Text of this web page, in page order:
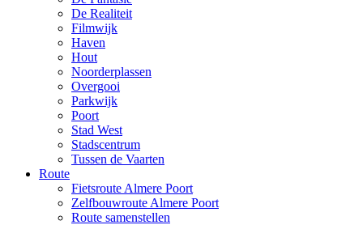
De Realiteit
Filmwijk
Haven
Hout
Noorderplassen
Overgooi
Parkwijk
Poort
Stad West
Stadscentrum
Tussen de Vaarten
Route
Fietsroute Almere Poort
Zelfbouwroute Almere Poort
Route samenstellen